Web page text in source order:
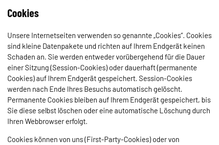
Cookies
Unsere Internetseiten verwenden so genannte „Cookies“. Cookies
sind kleine Datenpakete und richten auf Ihrem Endgerät keinen
Schaden an. Sie werden entweder vorübergehend für die Dauer
einer Sitzung (Session-Cookies) oder dauerhaft (permanente
Cookies) auf Ihrem Endgerät gespeichert. Session-Cookies
werden nach Ende Ihres Besuchs automatisch gelöscht.
Permanente Cookies bleiben auf Ihrem Endgerät gespeichert, bis
Sie diese selbst löschen oder eine automatische Löschung durch
Ihren Webbrowser erfolgt.
Cookies können von uns (First-Party-Cookies) oder von